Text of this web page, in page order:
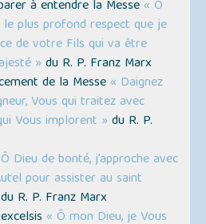
à entendre la Messe « Ô
plus profond respect que je
de votre Fils qui va être
» du R. P. Franz Marx
de la Messe « Daignez
Vous qui traitez avec
Vous implorent » du R. P.
Dieu de bonté, j’approche avec
pour assister au saint
du R. P. Franz Marx
« Ô mon Dieu, je Vous